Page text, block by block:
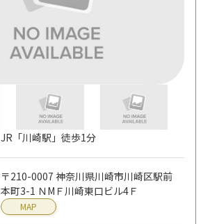
JR「川崎駅」徒歩1分
〒210-0007 神奈川県川崎市川崎区駅前
本町3-1 ＮMＦ川崎東口ビル4Ｆ
MAP